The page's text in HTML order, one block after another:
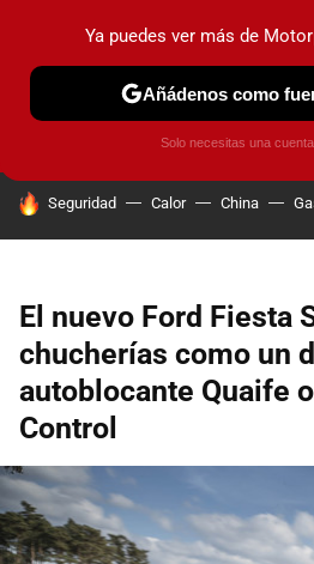
PRUEBAS COCHES ELÉCTRICOS
HOY SE HABLA DE
Seguridad Calor China
El nuevo Ford Fiesta
chucherías como un
autoblocante Quaife
Control
Ya puedes ver más de
Añádenos como
Solo necesitas una